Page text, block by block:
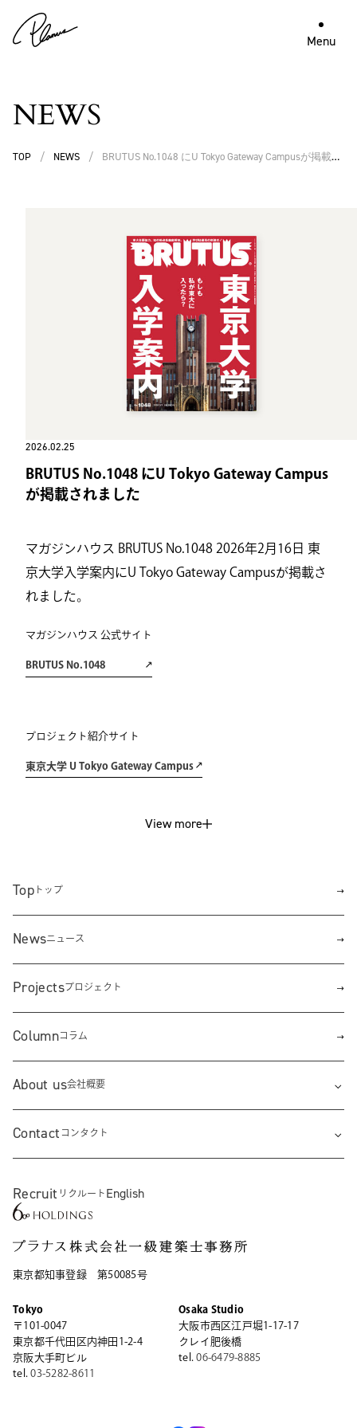
Menu
NEWS
TOP / NEWS /
BRUTUS No.1048 にU Tokyo Gateway Campusが掲載さ
2026.02.25
BRUTUS No.1048 にU Tokyo Gateway Campus
が掲載されました
マガジンハウス BRUTUS No.1048 2026年2月16日 東
京大学入学案内にU Tokyo Gateway Campusが掲載さ
れました。
マガジンハウス 公式サイト
BRUTUS No.1048
プロジェクト紹介サイト
東京大学 U Tokyo Gateway Campus
View more
Top トップ
Projectsプロジェクト
About us会社概要
Newsニュース
Columnコラム
Contact コンタクト
Recruit リクルート English
東京都知事登録 第50085号
Tokyo
〒101-0047
東京都千代田区内神田1-2-4
京阪大手町ビル
tel.03-5282-8611
Osaka Studio
大阪市西区江戸堀1-17-17
クレイ肥後橋
tel.06-6479-8885